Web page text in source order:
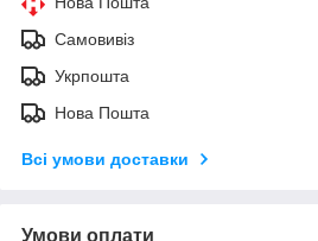
Самовивіз
Укрпошта
Нова Пошта
Всі умови доставки
Умови оплати